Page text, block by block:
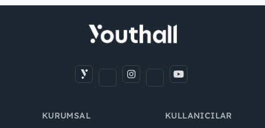
KURUMSAL KULLANICILAR